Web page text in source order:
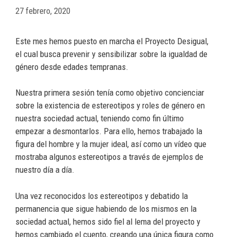
27 febrero, 2020
Este mes hemos puesto en marcha el Proyecto Desigual,
el cual busca prevenir y sensibilizar sobre la igualdad de
género desde edades tempranas.
Nuestra primera sesión tenía como objetivo concienciar
sobre la existencia de estereotipos y roles de género en
nuestra sociedad actual, teniendo como fin último
empezar a desmontarlos. Para ello, hemos trabajado la
figura del hombre y la mujer ideal, así como un vídeo que
mostraba algunos estereotipos a través de ejemplos de
nuestro día a día.
Una vez reconocidos los estereotipos y debatido la
permanencia que sigue habiendo de los mismos en la
sociedad actual, hemos sido fiel al lema del proyecto y
hemos cambiado el cuento, creando una única figura como